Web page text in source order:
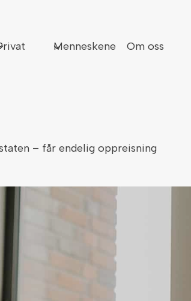
Menneskene Om oss
– får endelig oppreisning